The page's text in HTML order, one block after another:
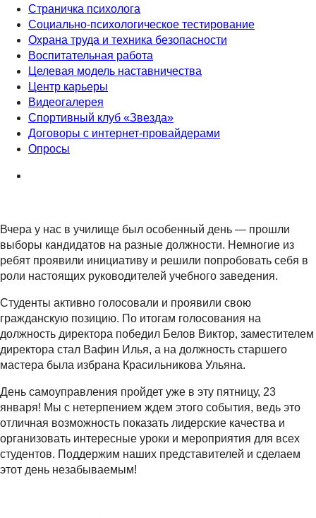
Страничка психолога
Социально-психологическое тестирование
Охрана труда и техника безопасности
Воспитательная работа
Целевая модель наставничества
Центр карьеры
Видеогалерея
Спортивный клуб «Звезда»
Договоры с интернет-провайдерами
Опросы
Вчера у нас в училище был особенный день — прошли
выборы кандидатов на разные должности. Немногие из
ребят проявили инициативу и решили попробовать себя в
роли настоящих руководителей учебного заведения.
Студенты активно голосовали и проявили свою
гражданскую позицию. По итогам голосования на
должность директора победил Белов Виктор, заместителем
директора стал Вафин Илья, а на должность старшего
мастера была избрана Красильникова Ульяна.
День самоуправления пройдет уже в эту пятницу, 23
января! Мы с нетерпением ждем этого события, ведь это
отличная возможность показать лидерские качества и
организовать интересные уроки и мероприятия для всех
студентов. Поддержим наших представителей и сделаем
этот день незабываемым!